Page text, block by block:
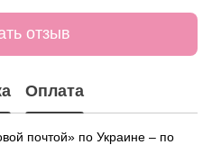
отзыв
Оплата
почтой» по Украине – по